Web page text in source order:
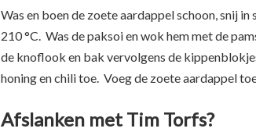
Was en boen de zoete aardappel schoon, snij
210 °C. Was de paksoi en wok hem met de
de knoflook en bak vervolgens de
honing en chili toe. Voeg de zoete aardappel
Afslanken met Tim Torfs?